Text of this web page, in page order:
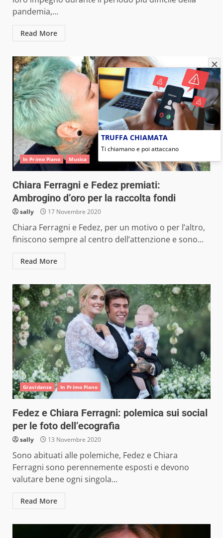
pandemia,...
Read More
In Primo Piano Musica
Chiara Ferragni e Fedez premiati:
Ambrogino d’oro per la raccolta fondi
sally 17 Novembre 2020
Chiara Ferragni e Fedez, per un motivo o per l’altro,
finiscono sempre al centro dell’attenzione e sono...
Read More
Gravidanze In Primo Piano
Fedez e Chiara Ferragni: polemica sui social
per le foto dell’ecografia
sally 13 Novembre 2020
Sono abituati alle polemiche, Fedez e Chiara
Ferragni sono perennemente esposti e devono
valutare bene ogni singola...
Read More
TRUFFA CHIAMATA
Ti chiamano e poi attaccano